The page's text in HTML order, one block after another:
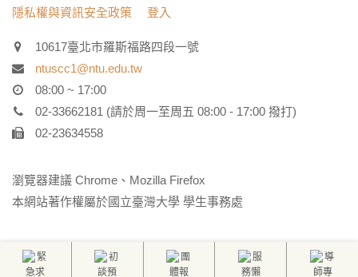
:::
隱私權與資訊安全政策 登入
10617臺北市羅斯福路四段一號
ntuscc1@ntu.edu.tw
08:00 ~ 17:00
02-33662181 (請於周一至周五 08:00 - 17:00 撥打)
02-23634558
瀏覽器建議 Chrome、Mozilla Firefox
本網站著作權屬於國立臺灣大學 學生事務處